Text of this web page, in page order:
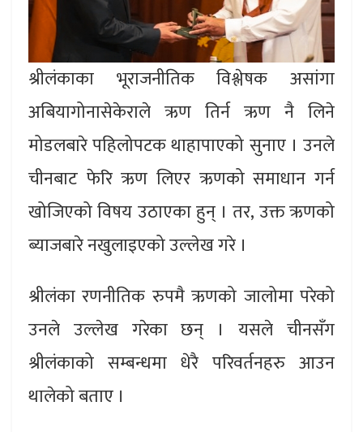
श्रीलंकाका भूराजनीतिक विश्लेषक असांगा
अबियागोनासेकेराले ऋण तिर्न ऋण नै लिने
मोडलबारे पहिलोपटक थाहापाएको सुनाए । उनले
चीनबाट फेरि ऋण लिएर ऋणको समाधान गर्न
खोजिएको विषय उठाएका हुन् । तर, उक्त ऋणको
ब्याजबारे नखुलाइएको उल्लेख गरे ।
श्रीलंका रणनीतिक रुपमै ऋणको जालोमा परेको
उनले उल्लेख गरेका छन् । यसले चीनसँग
श्रीलंकाको सम्बन्धमा धेरै परिवर्तनहरु आउन
थालेको बताए ।